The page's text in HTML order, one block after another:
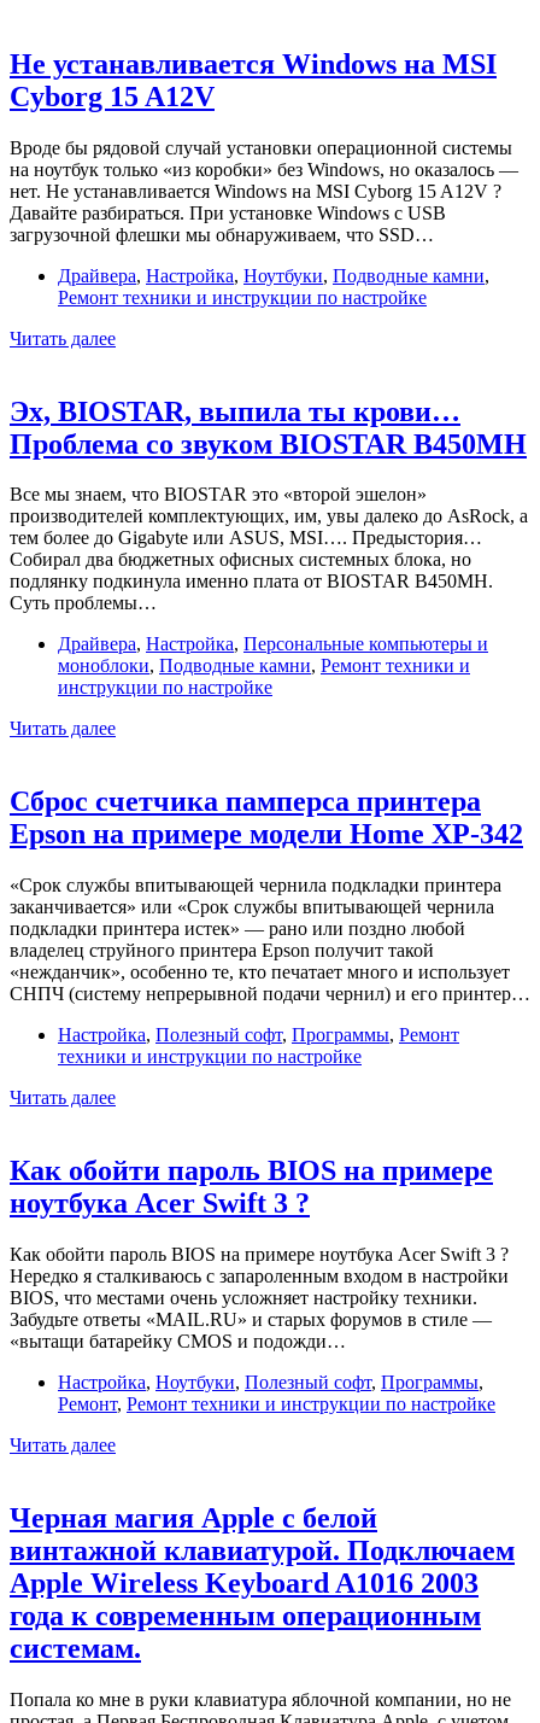
Не устанавливается Windows на MSI
Cyborg 15 A12V
Вроде бы рядовой случай установки операционной системы
на ноутбук только «из коробки» без Windows, но оказалось —
нет. Не устанавливается Windows на MSI Cyborg 15 A12V ?
Давайте разбираться. При установке Windows c USB
загрузочной флешки мы обнаруживаем, что SSD…
Драйвера, Настройка, Ноутбуки, Подводные камни,
Ремонт техники и инструкции по настройке
Читать далееНе
на
MSI
Cyborg
A12V
Эх, BIOSTAR, выпила ты крови…
Проблема со звуком BIOSTAR B450MH
Все мы знаем, что BIOSTAR это «второй эшелон»
производителей комплектующих, им, увы далеко до AsRock, а
тем более до Gigabyte или ASUS, MSI…. Предыстория…
Собирал два бюджетных офисных системных блока, но
подлянку подкинула именно плата от BIOSTAR B450MH.
Суть проблемы…
Драйвера, Настройка, Персональные компьютеры и
моноблоки, Подводные камни, Ремонт техники и
инструкции по настройке
Читать далееЭх,
ты
крови…
Проблема
звуком
BIOSTAR
B450MH
Сброс счетчика памперса принтера
Epson на примере модели Home XP-342
«Срок службы впитывающей чернила подкладки принтера
заканчивается» или «Срок службы впитывающей чернила
подкладки принтера истек» — рано или поздно любой
владелец струйного принтера Epson получит такой
«нежданчик», особенно те, кто печатает много и использует
СНПЧ (систему непрерывной подачи чернил) и его принтер…
Настройка, Полезный софт, Программы, Ремонт
техники и инструкции по настройке
Читать далееСброс
принтера
Epson
на
модели
Home
XP-
342
Как обойти пароль BIOS на примере
ноутбука Acer Swift 3 ?
Как обойти пароль BIOS на примере ноутбука Acer Swift 3 ?
Нередко я сталкиваюсь с запароленным входом в настройки
BIOS, что местами очень усложняет настройку техники.
Забудьте ответы «MAIL.RU» и старых форумов в стиле —
«вытащи батарейку CMOS и подожди…
Настройка, Ноутбуки, Полезный софт, Программы,
Ремонт, Ремонт техники и инструкции по настройке
Читать далееКак
на
примере
ноутбука
Acer
Swift
?
Черная магия Apple с белой
винтажной клавиатурой. Подключаем
Apple Wireless Keyboard A1016 2003
года к современным операционным
системам.
Попала ко мне в руки клавиатура яблочной компании, но не